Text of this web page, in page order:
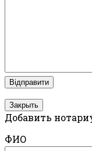
Закрыть
Добавить
ФИО